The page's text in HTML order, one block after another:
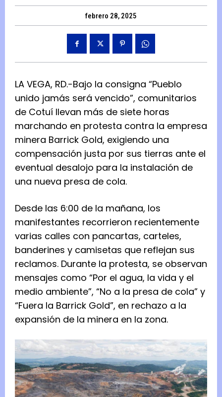
febrero 28, 2025
LA VEGA, RD.-Bajo la consigna “Pueblo
unido jamás será vencido”, comunitarios
de Cotuí llevan más de siete horas
marchando en protesta contra la empresa
minera Barrick Gold, exigiendo una
compensación justa por sus tierras ante el
eventual desalojo para la instalación de
una nueva presa de cola.
Desde las 6:00 de la mañana, los
manifestantes recorrieron recientemente
varias calles con pancartas, carteles,
banderines y camisetas que reflejan sus
reclamos. Durante la protesta, se observan
mensajes como “Por el agua, la vida y el
medio ambiente”, “No a la presa de cola” y
“Fuera la Barrick Gold”, en rechazo a la
expansión de la minera en la zona.